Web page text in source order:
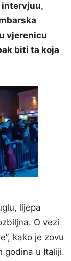
intervjuu,
vjerenicu
biti ta koja
lijepa
O vezi
kako je zovu
godina u Italiji.